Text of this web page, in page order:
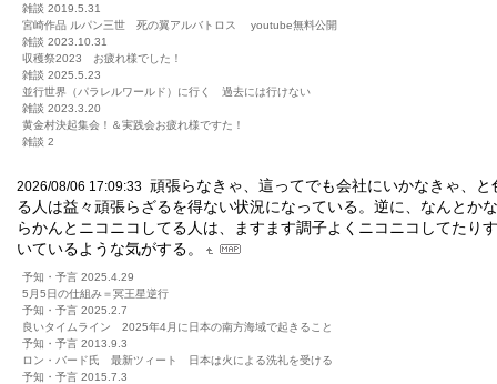
雑談 2019.5.31
宮崎作品 ルパン三世 死の翼アルバトロス youtube無料公開
雑談 2023.10.31
収穫祭2023 お疲れ様でした！
雑談 2025.5.23
並行世界（パラレルワールド）に行く 過去には行けない
雑談 2023.3.20
黄金村決起集会！＆実践会お疲れ様ですた！
雑談 2
2026/08/06 17:09:33 頑張らなきゃ、這ってでも会社にいかなきゃ、
る人は益々頑張らざるを得ない状況になっている。逆に、なんとか
らかんとニコニコしてる人は、ますます調子よくニコニコしてたり
いているような気がする。
予知・予言 2025.4.29
5月5日の仕組み＝冥王星逆行
予知・予言 2025.2.7
良いタイムライン 2025年4月に日本の南方海域で起きること
予知・予言 2013.9.3
ロン・バード氏 最新ツィート 日本は火による洗礼を受ける
予知・予言 2015.7.3